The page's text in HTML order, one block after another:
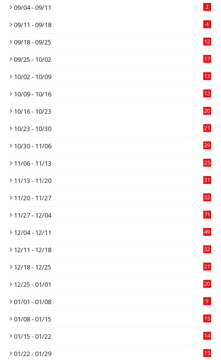
09/04 - 09/11 2
09/11 - 09/18 4
09/18 - 09/25 12
09/25 - 10/02 17
10/02 - 10/09 13
10/09 - 10/16 12
10/16 - 10/23 20
10/23 - 10/30 21
10/30 - 11/06 29
11/06 - 11/13 25
11/13 - 11/20 31
11/20 - 11/27 32
11/27 - 12/04 71
12/04 - 12/11 49
12/11 - 12/18 32
12/18 - 12/25 21
12/25 - 01/01 20
01/01 - 01/08 9
01/08 - 01/15 15
01/15 - 01/22 14
01/22 - 01/29 15